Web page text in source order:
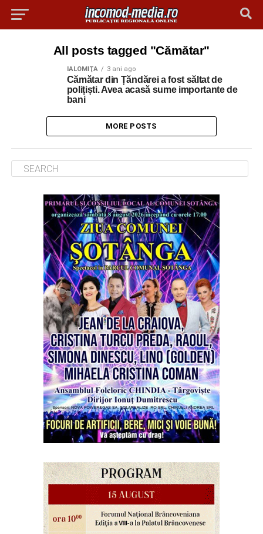
All posts tagged "Cămătar"
IALOMIŢA 3 ani ago
Cămătar din Țăndărei a fost săltat de
polițiști. Avea acasă sume importante de
bani
MORE POSTS